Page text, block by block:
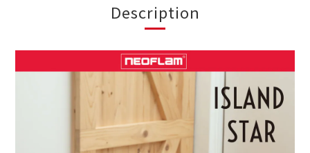
Description